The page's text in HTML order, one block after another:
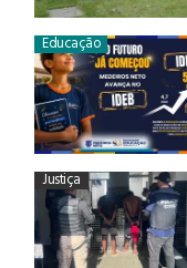
Educação
Justiça